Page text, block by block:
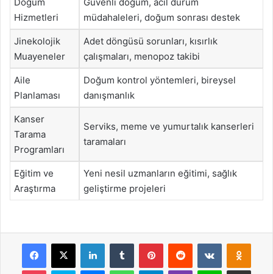
Hizmetleri
müdahaleleri, doğum sonrası destek
Jinekolojik
Muayeneler
Adet döngüsü sorunları, kısırlık
çalışmaları, menopoz takibi
Aile
Planlaması
Doğum kontrol yöntemleri, bireysel
danışmanlık
Kanser
Tarama
Programları
Serviks, meme ve yumurtalık kanserleri
taramaları
Eğitim ve
Araştırma
Yeni nesil uzmanların eğitimi, sağlık
geliştirme projeleri
Facebook
X LinkedInTumblr PinterestReddit VKontakte
Pocket Skype MessengerWhatsAppTelegramViber Line E-Posta ile